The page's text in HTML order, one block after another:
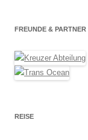
FREUNDE & PARTNER
REISE